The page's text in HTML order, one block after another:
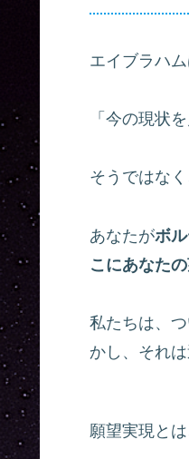
エイブラハム
「今の現状
そうではなく
あなたがボ
こにあなた
私たちは、
かし、それ
願望実現と